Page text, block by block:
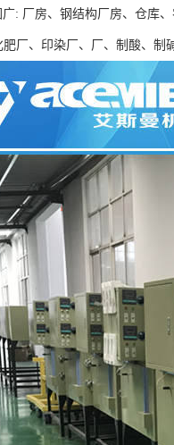
广: 厂房、钢结构厂房、仓库
厂、印染厂、厂、制酸、制